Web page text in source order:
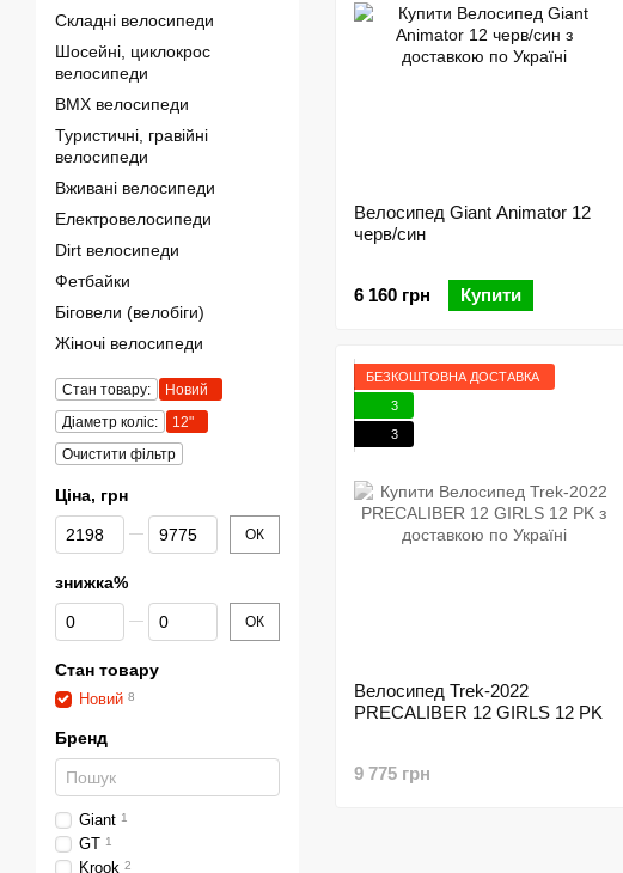
Велосипед Giant Animator 12
черв/син
6 160 грн Купити
БЕЗКОШТОВНА ДОСТАВКА
3
3
Велосипед Trek-2022
PRECALIBER 12 GIRLS 12 PK
9 775 грн
Складні велосипеди
Шосейні, циклокрос
велосипеди
BMX велосипеди
Туристичні, гравійні
велосипеди
Вживані велосипеди
Електровелосипеди
Dirt велосипеди
Фетбайки
Біговели (велобіги)
Жіночі велосипеди
Стан товару:
Новий
Діаметр коліс:
12"
Очистити фільтр
Ціна, грн
Від Ціна, грн
До Ціна, грн ОК
знижка%
Від знижка%
До знижка% ОК
Стан товару
Новий 8
Бренд
Giant 1
GT 1
Krook 2